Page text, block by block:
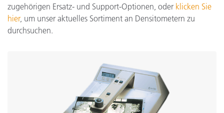
zugehörigen Ersatz- und Support-Optionen, oder klicken Sie
hier, um unser aktuelles Sortiment an Densitometern zu
durchsuchen.